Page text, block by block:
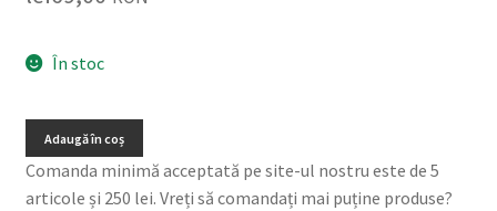
În stoc
Adaugă în coș
Comanda minimă acceptată pe site-ul nostru este de 5
articole și 250 lei. Vreți să comandați mai puține produse?